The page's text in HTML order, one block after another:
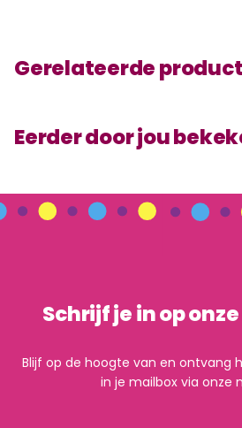
Gerelateerde
Eerder door jou
Schrijf je in op
Blijf op de hoogte van en ontvang
in je mailbox via onze